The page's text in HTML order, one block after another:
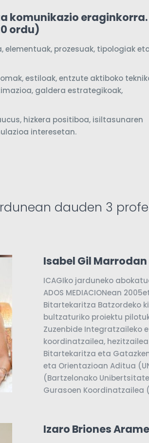
komunikazio eraginkorra.
ordu)
elementuak, prozesuak, tipologiak
estiloak, entzute aktiboko
galdera estrategikoak,
hizkera positiboa, isiltasunaren
interesetan.
dauden 3
Isabel Gil Marrodan
ICAGIko jarduneko
ADOS MEDIACIONean
Bitartekaritza Batzordeko
bultzaturiko proiektu
Zuzenbide Integratzaileko
koordinatzailea,
Bitartekaritza eta
eta Orientazioan Aditua
(Bartzelonako
Gurasoen Koordinatzailea
Izaro Briones